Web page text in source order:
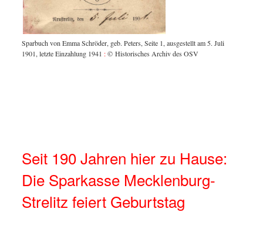
Sparbuch von Emma Schröder, geb. Peters, Seite 1, ausgestellt am 5. Juli
1901, letzte Einzahlung 1941 :© Historisches Archiv des OSV
Seit 190 Jahren hier zu Hause:
Die Sparkasse Mecklenburg-
Strelitz feiert Geburtstag